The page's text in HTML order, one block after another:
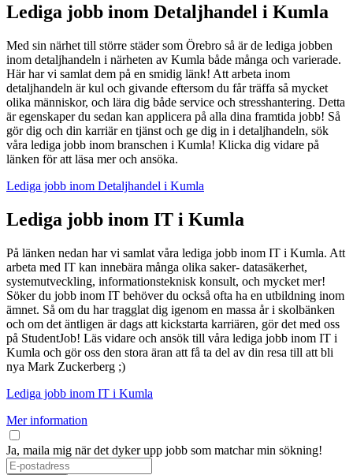
Lediga jobb inom Detaljhandel i Kumla
Med sin närhet till större städer som Örebro så är de lediga jobben
inom detaljhandeln i närheten av Kumla både många och varierade.
Här har vi samlat dem på en smidig länk! Att arbeta inom
detaljhandeln är kul och givande eftersom du får träffa så mycket
olika människor, och lära dig både service och stresshantering. Detta
är egenskaper du sedan kan applicera på alla dina framtida jobb! Så
gör dig och din karriär en tjänst och ge dig in i detaljhandeln, sök
våra lediga jobb inom branschen i Kumla! Klicka dig vidare på
länken för att läsa mer och ansöka.
Lediga jobb inom Detaljhandel i Kumla
Lediga jobb inom IT i Kumla
På länken nedan har vi samlat våra lediga jobb inom IT i Kumla. Att
arbeta med IT kan innebära många olika saker- datasäkerhet,
systemutveckling, informationsteknisk konsult, och mycket mer!
Söker du jobb inom IT behöver du också ofta ha en utbildning inom
ämnet. Så om du har tragglat dig igenom en massa år i skolbänken
och om det äntligen är dags att kickstarta karriären, gör det med oss
på StudentJob! Läs vidare och ansök till våra lediga jobb inom IT i
Kumla och gör oss den stora äran att få ta del av din resa till att bli
nya Mark Zuckerberg ;)
Lediga jobb inom IT i Kumla
Mer information
Ja, maila mig när det dyker upp jobb som matchar min sökning!